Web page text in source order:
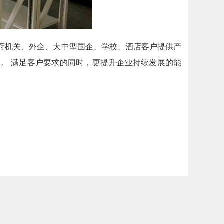
机关、外企、大中型国企、学校、酒店客户提供产
满足客户要求的同时，更提升企业持续发展的能